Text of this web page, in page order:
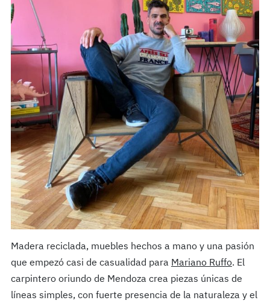
Madera reciclada, muebles hechos a mano y una pasión
que empezó casi de casualidad para Mariano Ruffo. El
carpintero oriundo de Mendoza crea piezas únicas de
líneas simples, con fuerte presencia de la naturaleza y el